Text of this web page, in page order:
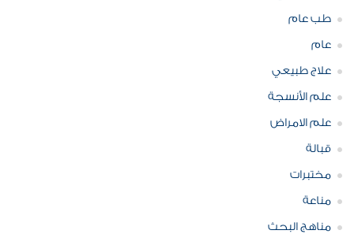
طب عام
عام
علاج طبيعي
علم الأنسجة
علم الامراض
قبالة
مختبرات
مناعة
مناهج البحث